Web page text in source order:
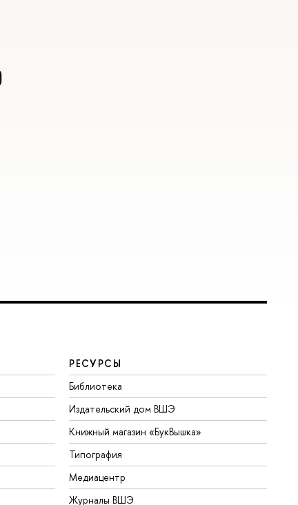
РЕСУРСЫ
Библиотека
Издательский дом ВШЭ
Книжный магазин «БукВышка»
Типография
Медиацентр
Журналы ВШЭ